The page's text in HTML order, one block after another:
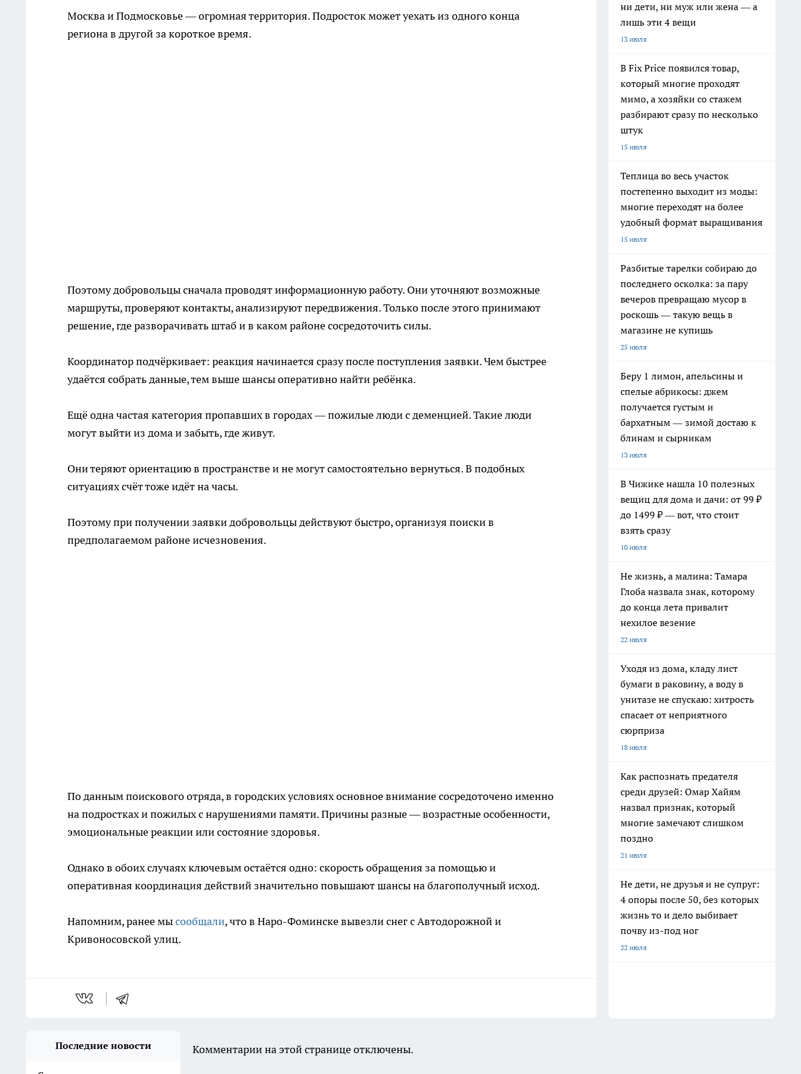
Москва и Подмосковье — огромная территория. Подросток может уехать из одного конца
региона в другой за короткое время.
Поэтому добровольцы сначала проводят информационную работу. Они уточняют возможные
маршруты, проверяют контакты, анализируют передвижения. Только после этого принимают
решение, где разворачивать штаб и в каком районе сосредоточить силы.
Координатор подчёркивает: реакция начинается сразу после поступления заявки. Чем быстрее
удаётся собрать данные, тем выше шансы оперативно найти ребёнка.
Ещё одна частая категория пропавших в городах — пожилые люди с деменцией. Такие люди
могут выйти из дома и забыть, где живут.
Они теряют ориентацию в пространстве и не могут самостоятельно вернуться. В подобных
ситуациях счёт тоже идёт на часы.
Поэтому при получении заявки добровольцы действуют быстро, организуя поиски в
предполагаемом районе исчезновения.
По данным поискового отряда, в городских условиях основное внимание сосредоточено именно
на подростках и пожилых с нарушениями памяти. Причины разные — возрастные особенности,
эмоциональные реакции или состояние здоровья.
Однако в обоих случаях ключевым остаётся одно: скорость обращения за помощью и
оперативная координация действий значительно повышают шансы на благополучный исход.
Напомним, ранее мысообщали, что в Наро-Фоминске вывезли снег с Автодорожной и
Кривоносовской улиц.
ни дети, ни муж или жена — а
лишь эти 4 вещи
13 июля
В Fix Price появился товар,
который многие проходят
мимо, а хозяйки со стажем
разбирают сразу по несколько
штук
15 июля
Теплица во весь участок
постепенно выходит из моды:
многие переходят на более
удобный формат выращивания
15 июля
Разбитые тарелки собираю до
последнего осколка: за пару
вечеров превращаю мусор в
роскошь — такую вещь в
магазине не купишь
25 июля
Беру 1 лимон, апельсины и
спелые абрикосы: джем
получается густым и
бархатным — зимой достаю к
блинам и сырникам
13 июля
В Чижике нашла 10 полезных
вещиц для дома и дачи: от 99 ₽
до 1499 ₽ — вот, что стоит
взять сразу
10 июля
Не жизнь, а малина: Тамара
Глоба назвала знак, которому
до конца лета привалит
нехилое везение
22 июля
Уходя из дома, кладу лист
бумаги в раковину, а воду в
унитазе не спускаю: хитрость
спасает от неприятного
сюрприза
18 июля
Как распознать предателя
среди друзей: Омар Хайям
назвал признак, который
многие замечают слишком
поздно
21 июля
Не дети, не друзья и не супруг:
4 опоры после 50, без которых
жизнь то и дело выбивает
почву из-под ног
22 июля
Последние новости Комментарии на этой странице отключены.